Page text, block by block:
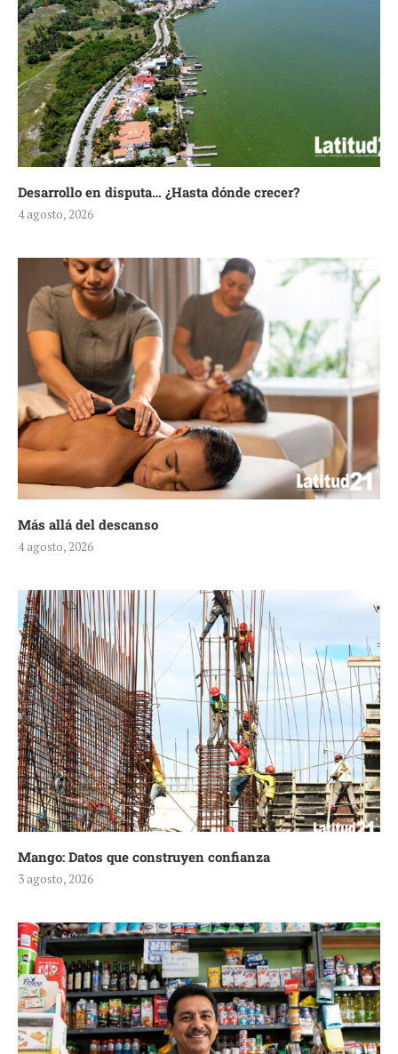
Desarrollo en disputa… ¿Hasta dónde crecer?
4 agosto, 2026
Más allá del descanso
4 agosto, 2026
Mango: Datos que construyen confianza
3 agosto, 2026